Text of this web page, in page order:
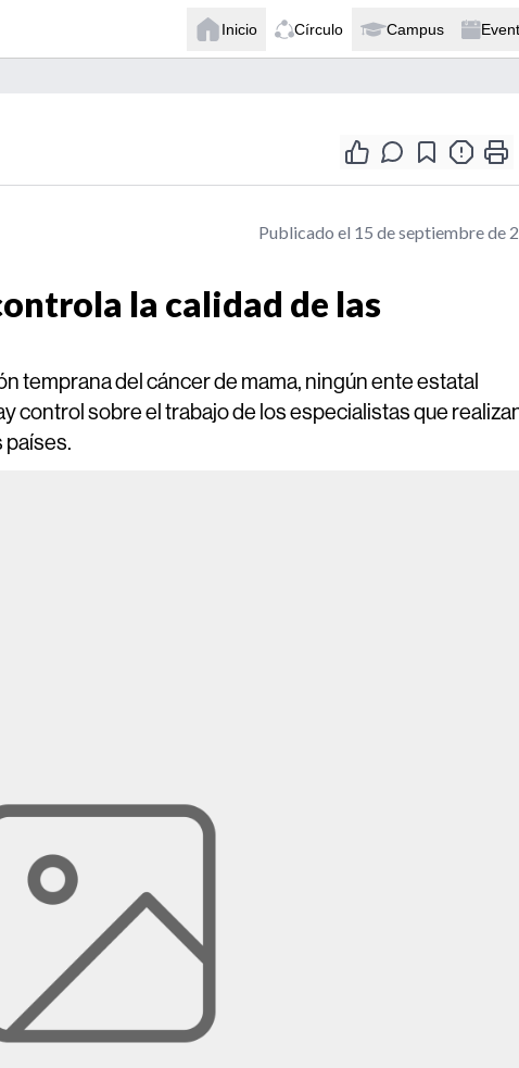
Inicio Círculo Campus
Publicado el 15 de septiembre de
la calidad de las
temprana del cáncer de mama, ningún ente estatal
control sobre el trabajo de los especialistas que
países.